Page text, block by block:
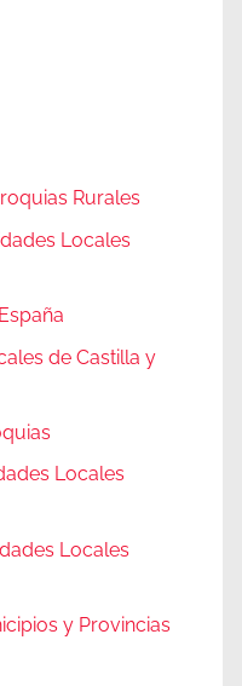
Rurales
Locales
de Castilla y
Locales
Locales
y Provincias